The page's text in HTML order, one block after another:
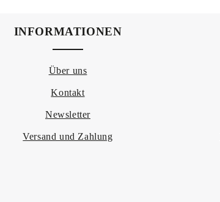
INFORMATIONEN
Über uns
Kontakt
Newsletter
Versand und Zahlung